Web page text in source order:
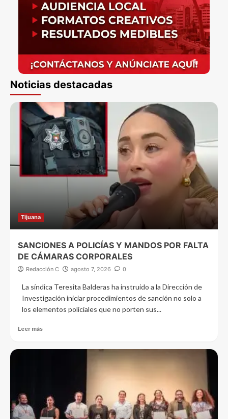
Noticias destacadas
Tijuana
SANCIONES A POLICÍAS Y MANDOS POR FALTA
DE CÁMARAS CORPORALES
Redacción C agosto 7, 2026 0
La síndica Teresita Balderas ha instruido a la Dirección de
Investigación iniciar procedimientos de sanción no solo a
los elementos policiales que no porten sus...
Leer más